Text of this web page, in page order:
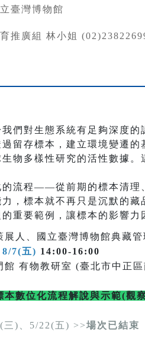
臺灣博物館
推廣組 林小姐
們對生態系統有足夠深度
留存標本，建立環境變遷
物多樣性研究的活性數據
流程——從前期的標本清理
，標本就不再只是沉默的
重要範例，讓標本的影響力
展人、國立臺灣博物館典藏
8/7(五) 14:00-16:00
館 有物教研室 (臺北市中正
本數位化流程解說與示範(觀
)、5/22(五) >>場次已結束